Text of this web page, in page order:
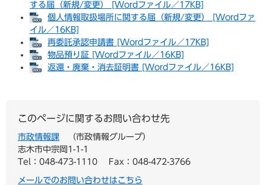
する届（新規/変更） [Wordファイル／17KB]
個人情報取扱場所に関する届（新規/変更） [Wordファ
イル／16KB]
再委託承認申請書 [Wordファイル／17KB]
物品預り証 [Wordファイル／16KB]
返還・廃棄・消去証明書 [Wordファイル／16KB]
このページに関するお問い合わせ先
市政情報課
市政情報グループ
志木市中宗岡1-1-1
Tel：048-473-1110
Fax：048-472-3766
メールでのお問い合わせはこちら